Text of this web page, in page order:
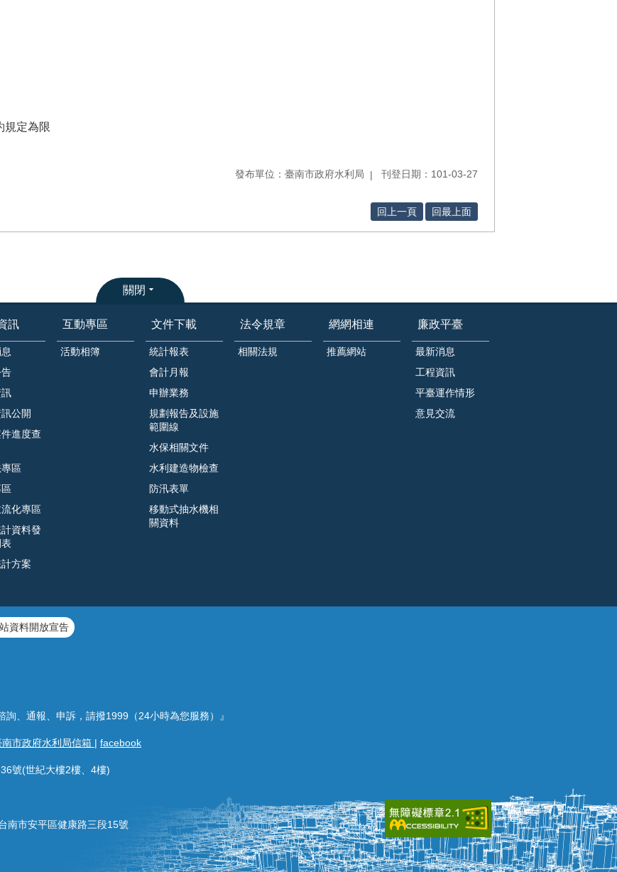
規定為限
發布單位：臺南市政府水利局 刊登日期：101-03-27
回上一頁 回最上面
關閉
訊
公開
進度查
區
化專區
資料發
方案
互動專區
活動相簿
文件下載
統計報表
會計月報
申辦業務
規劃報告及設施
範圍線
水保相關文件
水利建造物檢查
防汛表單
移動式抽水機相
關資料
法令規章
相關法規
網網相連
推薦網站
廉政平臺
最新消息
工程資訊
平臺運作情形
意見交流
資料開放宣告
、通報、申訴，請撥1999（24小時為您服務）』
南市政府水利局信箱 | facebook
號(世紀大樓2樓、4樓)
南市安平區健康路三段15號